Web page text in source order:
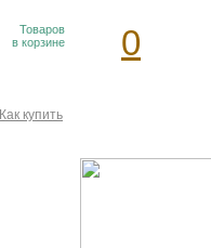
Товаров
в корзине
0
Как купить